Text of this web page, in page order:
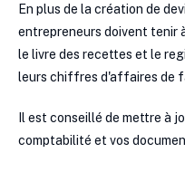
En plus de la création de
entrepreneurs doivent tenir
le livre des recettes et le
leurs chiffres d'affaires de
Il est conseillé de mettre à
comptabilité et vos